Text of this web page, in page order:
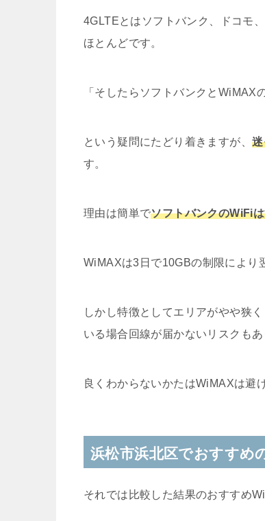
4GLTEとはソフトバンク、ドコモ
ほとんどです。
「そしたらソフトバンクとWiMAX
という疑問にたどり着きますが、
す。
理由は簡単でソフトバンクのWiFi
WiMAXは3日で10GBの制限により
しかし特徴としてエリアがやや狭
いる場合回線が届かないリスクもあ
良くわからないかたはWiMAXは避
浜松市浜北区でおすすめ
それでは比較した結果のおすすめ